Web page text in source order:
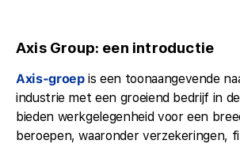
Axis Group: een introductie
Axis-groepis een toonaangevende
industrie met een groeiend bedrijf in
bieden werkgelegenheid voor een
beroepen, waaronder verzekeringen,